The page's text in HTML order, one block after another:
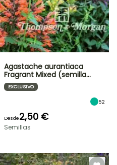
Agastache aurantiaca
Fragrant Mixed (semilla…
EXCLUSIVO
52
Desde2,50 €
Semillas